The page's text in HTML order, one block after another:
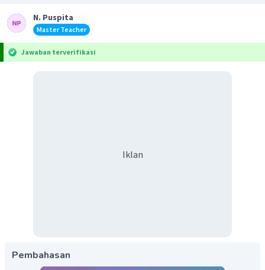
N. Puspita
Master Teacher
Jawaban terverifikasi
Iklan
Pembahasan